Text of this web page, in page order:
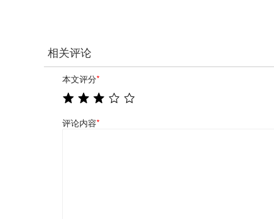
相关评论
本文评分*
评论内容*